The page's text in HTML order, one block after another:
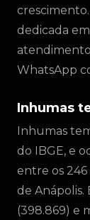
dedicada
WhatsApp
Inhumas
Inhumas
do IBGE, e
entre os
de
(398.869) e